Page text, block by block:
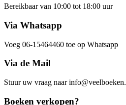
Bereikbaar van 10:00 tot 18:00 uur
Via Whatsapp
Voeg 06-15464460 toe op Whatsapp
Via de Mail
Stuur uw vraag naar
Boeken verkopen?